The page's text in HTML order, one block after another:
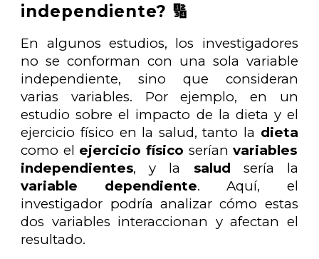
independiente? 🔢
En algunos estudios, los investigadores
no se conforman con una sola variable
independiente, sino que consideran
varias variables. Por ejemplo, en un
estudio sobre el impacto de la dieta y el
ejercicio físico en la salud, tanto la dieta
como el ejercicio físico seríanvariables
independientes, y la salud sería la
variable dependiente. Aquí, el
investigador podría analizar cómo estas
dos variables interaccionan y afectan el
resultado.